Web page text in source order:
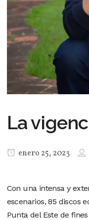
La
enero 25, 2023
Con una intensa y
escenarios, 85 discos
Punta del Este de